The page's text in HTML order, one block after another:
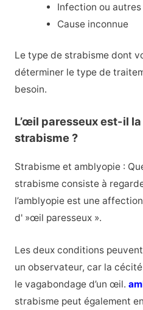
Infection ou
Cause inconnue
Le type de strabisme dont
déterminer le type de
besoin.
L’œil paresseux est-il
strabisme ?
Strabisme et amblyopie :
strabisme consiste à
l’amblyopie est une
d' »œil paresseux ».
Les deux conditions
un observateur, car la
le vagabondage d’un œil.
strabisme peut également